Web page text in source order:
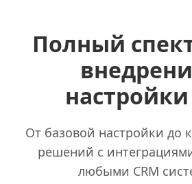
Полный
настройки
От базовой настройки до
решений с
любыми CRM